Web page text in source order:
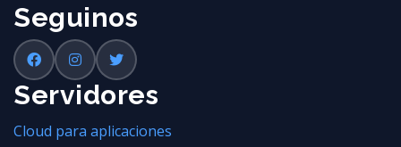
Seguinos
Servidores
Cloud para aplicaciones